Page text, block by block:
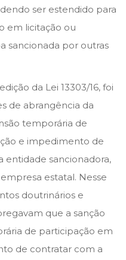
ser estendido para
em licitação ou
sancionada por outras
da Lei 13303/16, foi
de abrangência da
temporária de
e impedimento de
entidade sancionadora,
estatal. Nesse
doutrinários e
que a sanção
de participação em
de contratar com a